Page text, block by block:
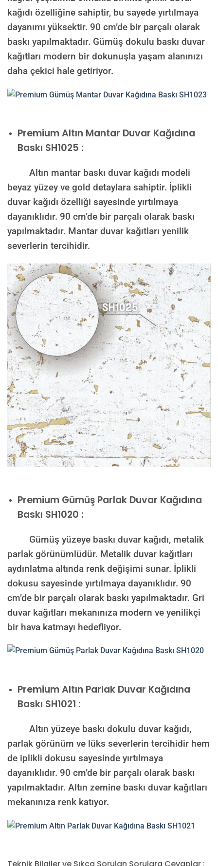
kağıdı özelliğine sahiptir, bu sayede yırtılmaya
dayanımı yüksektir. 90 cm’de bir parçalı olarak
baskı yapılmaktadır. Gümüş dokulu baskı duvar
kağıtları modern bir dokunuşla yaşam alanınızı
daha çekici hale getiriyor.
PremiumAltın Mantar Duvar Kağıdına
Baskı SH1025 :
Altın mantar baskı duvar kağıdı modeli
beyaz yüzey ve gold detaylara sahiptir. İplikli
duvar kağıdı özelliği sayesinde yırtılmaya
dayanıklıdır. 90 cm’de bir parçalı olarak baskı
yapılmaktadır. Mantar duvar kağıtları yenilik
severlerin tercihidir.
Premium Gümüş Parlak Duvar Kağıdına
Baskı SH1020 :
Gümüş yüzeye baskı duvar kağıdı, metalik
parlak görünümlüdür. Metalik duvar kağıtları
aydınlatma altında renk değişimi sunar. İplikli
dokusu sayesinde yırtılmaya dayanıklıdır. 90
cm’de bir parçalı olarak baskı yapılmaktadır. Gri
duvar kağıtları mekanınıza modern ve yenilikçi
bir hava katmayı hedefliyor.
PremiumAltın Parlak Duvar Kağıdına
Baskı SH1021 :
Altın yüzeye baskı dokulu duvar kağıdı,
parlak görünüm ve lüks severlerin tercihidir hem
de iplikli dokusu sayesinde yırtılmaya
dayanıklıdır. 90 cm’de bir parçalı olarak baskı
yapılmaktadır. Altın zemine baskı duvar kağıtları
mekanınıza renk katıyor.
Teknik Bilgiler ve Sıkça Sorulan Sorulara Cevaplar :